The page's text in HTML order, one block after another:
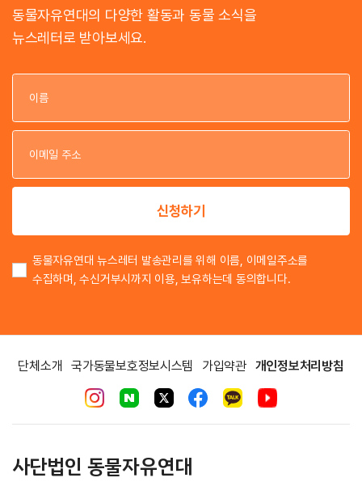
동물자유연대의 다양한 활동과 동물 소식을
뉴스레터로 받아보세요.
이
이
신청하기
동물자유연대 뉴스레터 발송관리를 위해 이름, 이메일주소를
수집하며, 수신거부시까지 이용, 보유하는데 동의합니다.
단체소개 국가동물보호정보시스템 가입약관 개인정보처리방침
사단법인 동물자유연대